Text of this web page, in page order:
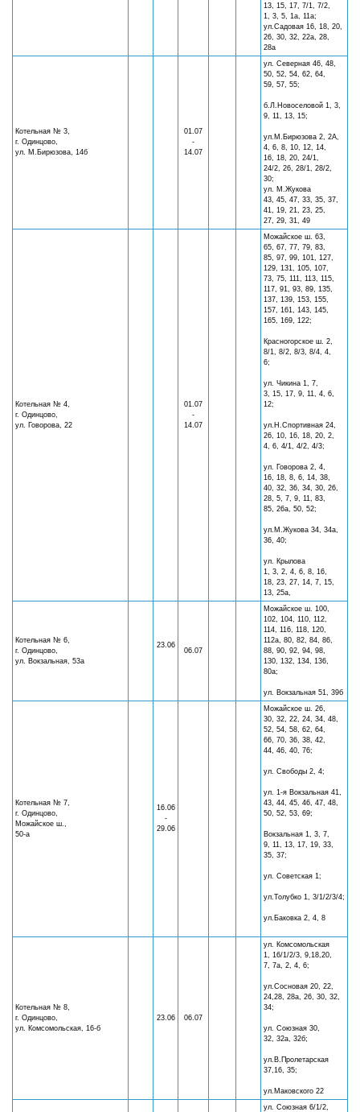
13, 15, 17, 7/1, 7/2,
1, 3, 5, 1а, 11а;
ул.Садовая 16, 18, 20,
26, 30, 32, 22а, 28,
28а
Котельная № 3,
г. Одинцово,
ул. М.Бирюзова, 14б
01.07
-
14.07
ул. Северная 46, 48,
50, 52, 54, 62, 64,
59, 57, 55;
б.Л.Новоселовой 1, 3,
9, 11, 13, 15;
ул.М.Бирюзова 2, 2А,
4, 6, 8, 10, 12, 14,
16, 18, 20, 24/1,
24/2, 26, 28/1, 28/2,
30;
ул. М.Жукова
43, 45, 47, 33, 35, 37,
41, 19, 21, 23, 25,
27, 29, 31, 49
Котельная № 4,
г. Одинцово,
ул. Говорова, 22
01.07
-
14.07
Можайское ш. 63,
65, 67, 77, 79, 83,
85, 97, 99, 101, 127,
129, 131, 105, 107,
73, 75, 111, 113, 115,
117, 91, 93, 89, 135,
137, 139, 153, 155,
157, 161, 143, 145,
165, 169, 122;
Красногорское ш. 2,
8/1, 8/2, 8/3, 8/4, 4,
6;
ул. Чикина 1, 7,
3, 15, 17, 9, 11, 4, 6,
12;
ул.Н.Спортивная 24,
26, 10, 16, 18, 20, 2,
4, 6, 4/1, 4/2, 4/3;
ул. Говорова 2, 4,
16, 18, 8, 6, 14, 38,
40, 32, 36, 34, 30, 26,
28, 5, 7, 9, 11, 83,
85, 26а, 50, 52;
ул.М.Жукова 34, 34а,
36, 40;
ул. Крылова
1, 3, 2, 4, 6, 8, 16,
18, 23, 27, 14, 7, 15,
13, 25а,
Котельная № 6,
г. Одинцово,
ул. Вокзальная, 53а
23.06
06.07
Можайское ш. 100,
102, 104, 110, 112,
114, 116, 118, 120,
112а, 80, 82, 84, 86,
88, 90, 92, 94, 98,
130, 132, 134, 136,
80а;
ул. Вокзальная 51, 39б
Котельная № 7,
г. Одинцово,
Можайское ш.,
50-а
16.06
-
29.06
Можайское ш. 26,
30, 32, 22, 24, 34, 48,
52, 54, 58, 62, 64,
66, 70, 36, 38, 42,
44, 46, 40, 76;
ул. Свободы 2, 4;
ул. 1-я Вокзальная 41,
43, 44, 45, 46, 47, 48,
50, 52, 53, 69;
Вокзальная 1, 3, 7,
9, 11, 13, 17, 19, 33,
35, 37;
ул. Советская 1;
ул.Толубко 1, 3/1/2/3/4;
ул.Баковка 2, 4, 8
Котельная № 8,
г. Одинцово,
ул. Комсомольская, 16-б
23.06 06.07
ул. Комсомольская
1, 16/1/2/3, 9,18,20,
7, 7а, 2, 4, 6;
ул.Сосновая 20, 22,
24,28, 28а, 26, 30, 32,
34;
ул. Союзная 30,
32, 32а, 32б;
ул.В.Пролетарская
37,16, 35;
ул.Маковского 22
ул. Союзная 6/1/2,